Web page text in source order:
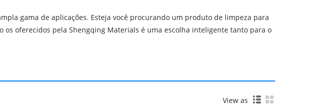
gama de aplicações. Esteja você procurando um produto de limpeza para
oferecidos pela Shengqing Materials é uma escolha inteligente tanto para o
View as